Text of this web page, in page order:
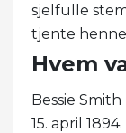
sjelfulle
tjente
Hvem
Bessie
15. april